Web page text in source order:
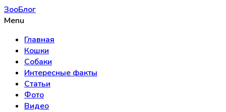
ЗооБлог
Menu
Главная
Кошки
Собаки
Интересные факты
Статьи
Фото
Видео